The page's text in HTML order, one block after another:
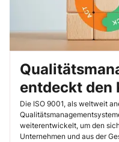
entdeckt den
Die ISO 9001, als weltweit
weiterentwickelt, um den
Unternehmen und aus der